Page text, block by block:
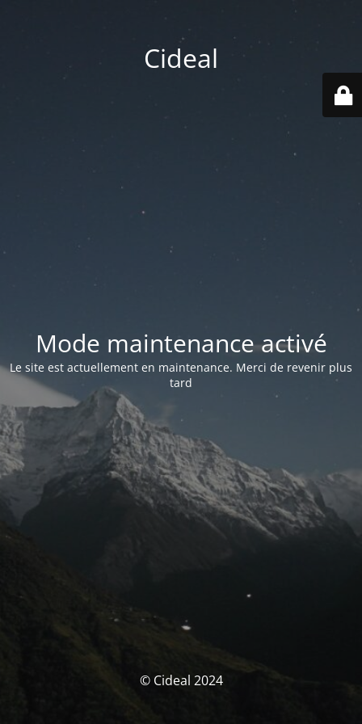
Cideal
Mode maintenance activé
Le site est actuellement en maintenance. Merci de revenir plus
tard
© Cideal 2024